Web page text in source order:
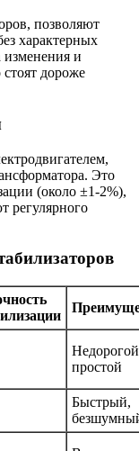
позволяют
характерных
и
дороже
Это
(около ±1-2%),
регулярного
простой
Быстрый,